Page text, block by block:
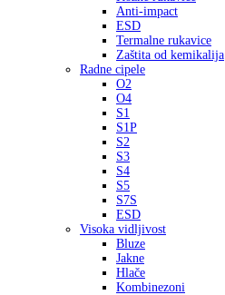
Anti-impact
ESD
Termalne rukavice
Zaštita od kemikalija
Radne cipele
O2
O4
S1
S1P
S2
S3
S4
S5
S7S
ESD
Visoka vidljivost
Bluze
Jakne
Hlače
Kombinezoni